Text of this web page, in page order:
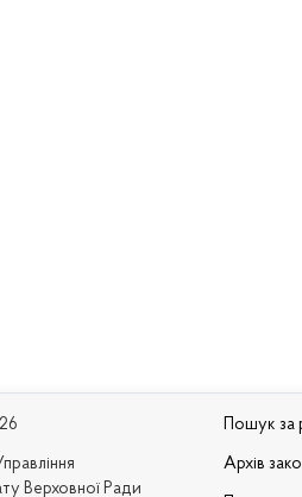
Верховної Ради
Пошук за
Архів